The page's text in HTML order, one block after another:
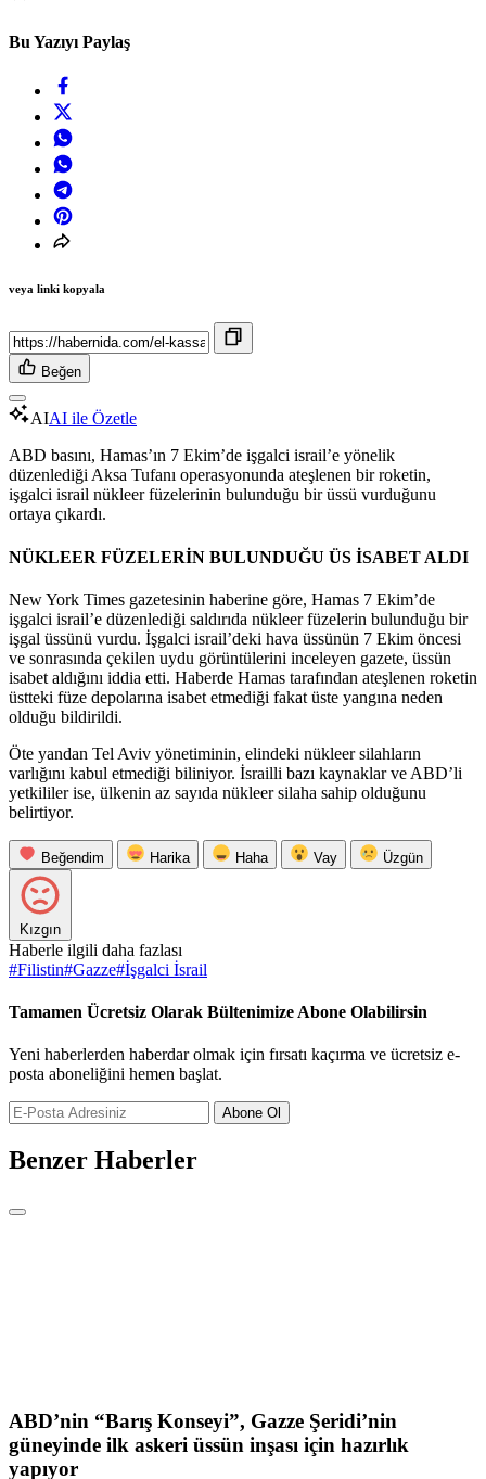
Bu Yazıyı Paylaş
veya linki kopyala
Beğen
AIAI ile Özetle
ABD basını, Hamas’ın 7 Ekim’de işgalci israil’e yönelik
düzenlediği Aksa Tufanı operasyonunda ateşlenen bir roketin,
işgalci israil nükleer füzelerinin bulunduğu bir üssü vurduğunu
ortaya çıkardı.
NÜKLEER FÜZELERİN BULUNDUĞU ÜS İSABET ALDI
New York Times gazetesinin haberine göre, Hamas 7 Ekim’de
işgalci israil’e düzenlediği saldırıda nükleer füzelerin bulunduğu bir
işgal üssünü vurdu. İşgalci israil’deki hava üssünün 7 Ekim öncesi
ve sonrasında çekilen uydu görüntülerini inceleyen gazete, üssün
isabet aldığını iddia etti. Haberde Hamas tarafından ateşlenen roketin
üstteki füze depolarına isabet etmediği fakat üste yangına neden
olduğu bildirildi.
Öte yandan Tel Aviv yönetiminin, elindeki nükleer silahların
varlığını kabul etmediği biliniyor. İsrailli bazı kaynaklar ve ABD’li
yetkililer ise, ülkenin az sayıda nükleer silaha sahip olduğunu
belirtiyor.
Beğendim Harika Haha Vay Üzgün
Kızgın
Haberle ilgili daha fazlası
#Filistin#Gazze#İşgalci İsrail
Tamamen Ücretsiz Olarak Bültenimize Abone Olabilirsin
Yeni haberlerden haberdar olmak için fırsatı kaçırma ve ücretsiz e-
posta aboneliğini hemen başlat.
Abone Ol
Benzer Haberler
ABD’nin “Barış Konseyi”, Gazze Şeridi’nin
güneyinde ilk askeri üssün inşası için hazırlık
yapıyor